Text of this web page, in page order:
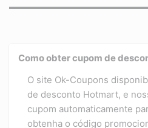
Como obter cupom de
O site Ok-Coupons
de desconto Hotmart, e
cupom automaticamente
obtenha o código